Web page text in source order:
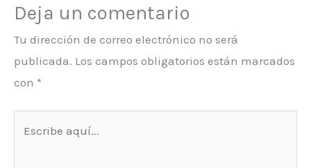
Deja un comentario
Tu dirección de correo electrónico no será
publicada. Los campos obligatorios están marcados
con *